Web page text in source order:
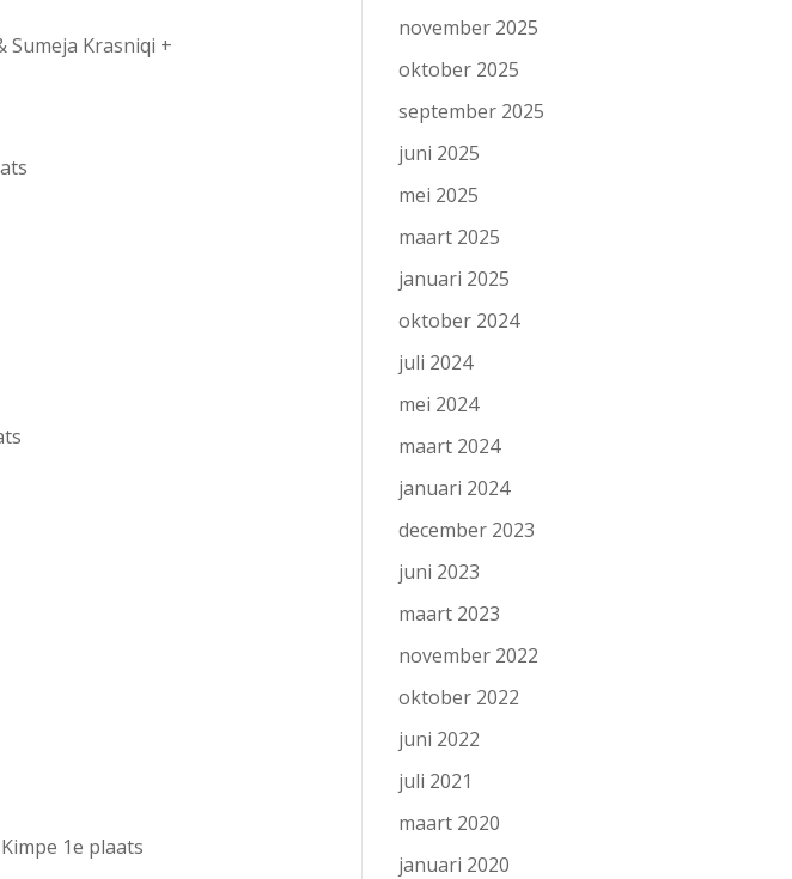
Sumeja Krasniqi +
1e plaats
november 2025
oktober 2025
september 2025
juni 2025
mei 2025
maart 2025
januari 2025
oktober 2024
juli 2024
mei 2024
maart 2024
januari 2024
december 2023
juni 2023
maart 2023
november 2022
oktober 2022
juni 2022
juli 2021
maart 2020
januari 2020